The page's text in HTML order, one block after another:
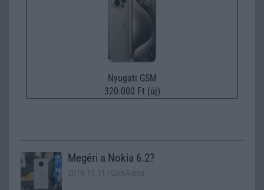
Nyugati GSM
320.000 Ft (új)
Megéri a Nokia 6.2?
2019.11.11 | GsmArena